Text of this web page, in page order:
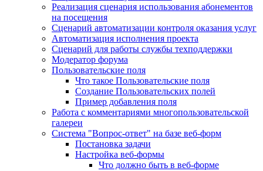
Реализация сценария использования абонементов
на посещения
Сценарий автоматизации контроля оказания услуг
Автоматизация исполнения проекта
Сценарий для работы службы техподдержки
Модератор форума
Пользовательские поля
Что такое Пользовательские поля
Создание Пользовательских полей
Пример добавления поля
Работа с комментариями многопользовательской
галереи
Система "Вопрос-ответ" на базе веб-форм
Постановка задачи
Настройка веб-формы
Что должно быть в веб-форме